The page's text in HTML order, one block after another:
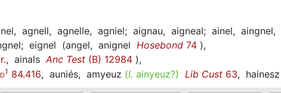
agnell, agnelle, agniel; aignau, aigneal; ainel, aingnel,
eignel (angel, anignel Hosebond 74 ),
, ainals Anc Test (B) 12984 ),
1 84.416, auniés, amyeuz (l. ainyeuz?) Lib Cust 63, hainesz